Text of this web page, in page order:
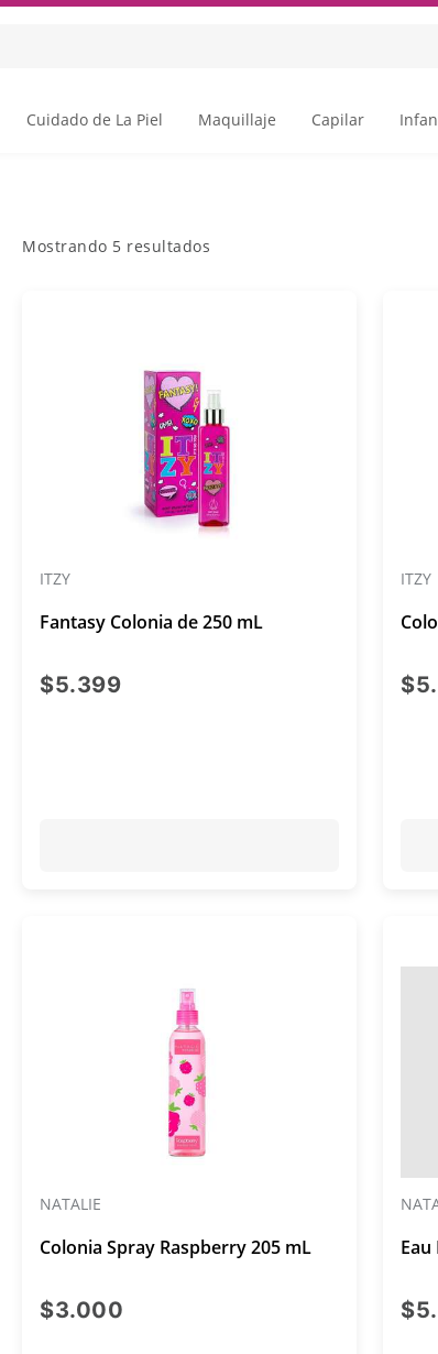
Cuidado de La Piel Maquillaje Capilar
Mostrando 5 resultados
ITZY
Fantasy Colonia de 250 mL
$5.399precio actual $5.399
ITZY
NATALIE
Colonia Spray Raspberry 205 mL
$3.000